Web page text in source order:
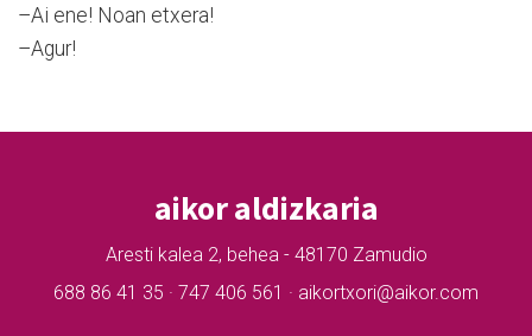
–Ai ene! Noan etxera!
–Agur!
aikor aldizkaria
Aresti kalea 2, behea - 48170 Zamudio
688 86 41 35 · 747 406 561 · aikortxori@aikor.com